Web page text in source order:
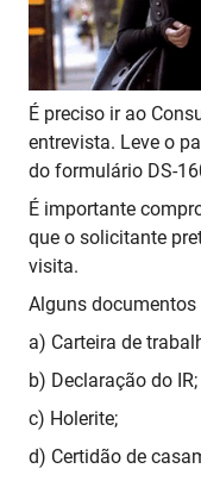
É preciso ir ao
entrevista. Leve o
do formulário DS-
É importante
que o solicitante
visita.
Alguns
a) Carteira de
b) Declaração do IR;
c) Holerite;
d) Certidão de